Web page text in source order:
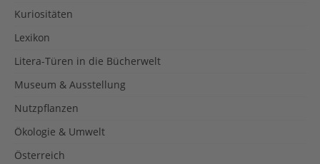
Kuriositäten
Lexikon
Litera-Türen in die Bücherwelt
Museum & Ausstellung
Nutzpflanzen
Ökologie & Umwelt
Österreich